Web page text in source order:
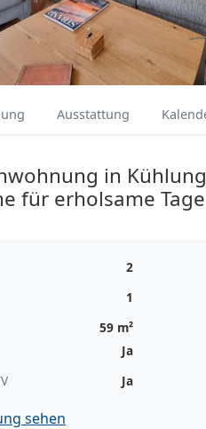
Ausstattung
in
für erholsame
2
1
59 m²
Ja
Ja
sehen